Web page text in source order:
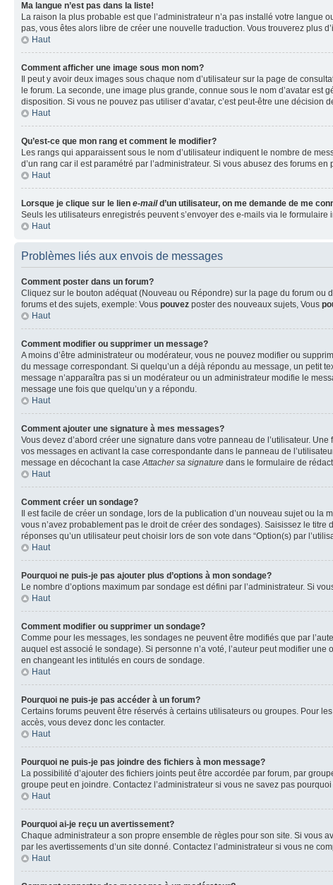
Ma langue n’est pas dans la liste!
La raison la plus probable est que l’administrateur n’a pas installé votre langue
pas, vous êtes alors libre de créer une nouvelle traduction. Vous trouverez plus
Haut
Comment afficher une image sous mon nom?
Il peut y avoir deux images sous chaque nom d’utilisateur sur la page de
le forum. La seconde, une image plus grande, connue sous le nom d’avatar est
disposition. Si vous ne pouvez pas utiliser d’avatar, c’est peut-être une
Haut
Qu’est-ce que mon rang et comment le modifier?
Les rangs qui apparaissent sous le nom d’utilisateur indiquent le nombre de
d’un rang car il est paramétré par l’administrateur. Si vous abusez des forums
Haut
Lorsque je clique sur le lien e-maild’un utilisateur, on me demande de me
Seuls les utilisateurs enregistrés peuvent s’envoyer des e-mails via le
Haut
Problèmes liés aux envois de messages
Comment poster dans un forum?
Cliquez sur le bouton adéquat (Nouveau ou Répondre) sur la page du forum ou
forums et des sujets, exemple: Vous pouvez poster des nouveaux sujets, Vous
Haut
Comment modifier ou supprimer un message?
A moins d’être administrateur ou modérateur, vous ne pouvez modifier ou
du message correspondant. Si quelqu’un a déjà répondu au message, un petit
message n’apparaîtra pas si un modérateur ou un administrateur modifie le
message une fois que quelqu’un y a répondu.
Haut
Comment ajouter une signature à mes messages?
Vous devez d’abord créer une signature dans votre panneau de l’utilisateur.
vos messages en activant la case correspondante dans le panneau de
message en décochant la caseAttacher sa signature dans le formulaire de
Haut
Comment créer un sondage?
Il est facile de créer un sondage, lors de la publication d’un nouveau sujet ou
vous n’avez probablement pas le droit de créer des sondages). Saisissez le
réponses qu’un utilisateur peut choisir lors de son vote dans “Option(s) par
Haut
Pourquoi ne puis-je pas ajouter plus d’options à mon sondage?
Le nombre d’options maximum par sondage est défini par l’administrateur. Si
Haut
Comment modifier ou supprimer un sondage?
Comme pour les messages, les sondages ne peuvent être modifiés que par
auquel est associé le sondage). Si personne n’a voté, l’auteur peut modifier
en changeant les intitulés en cours de sondage.
Haut
Pourquoi ne puis-je pas accéder à un forum?
Certains forums peuvent être réservés à certains utilisateurs ou groupes. Pour
accès, vous devez donc les contacter.
Haut
Pourquoi ne puis-je pas joindre des fichiers à mon message?
La possibilité d’ajouter des fichiers joints peut être accordée par forum, par
groupe peut en joindre. Contactez l’administrateur si vous ne savez pas
Haut
Pourquoi ai-je reçu un avertissement?
Chaque administrateur a son propre ensemble de règles pour son site. Si vous
par les avertissements d’un site donné. Contactez l’administrateur si vous ne
Haut